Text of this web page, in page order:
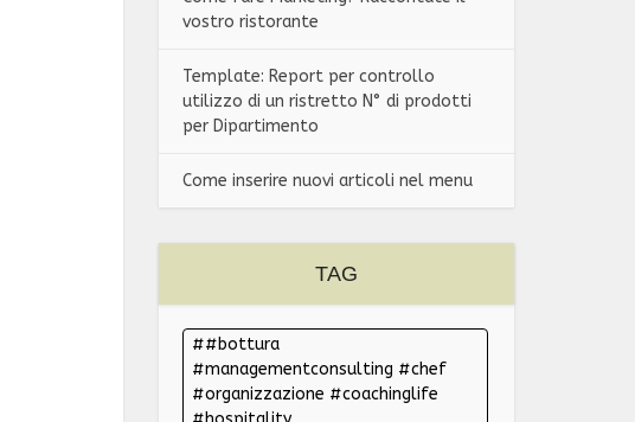
vostro ristorante
Template: Report per controllo
utilizzo di un ristretto N° di prodotti
per Dipartimento
Come inserire nuovi articoli nel menu
TAG
#bottura
#managementconsulting #chef
#organizzazione #coachinglife